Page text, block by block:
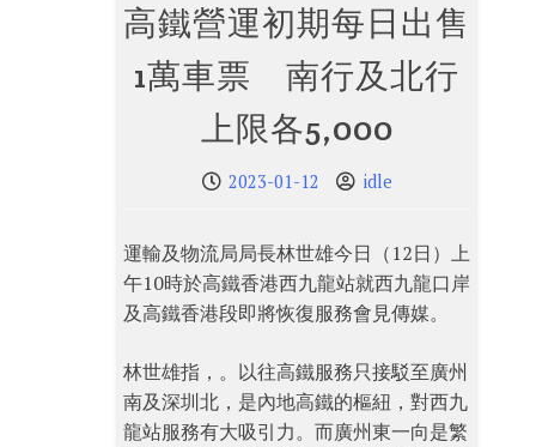
高鐵營運初期每日出售
1萬車票 南行及北行
上限各5,000
2023-01-12 idle
運輸及物流局局長林世雄今日（12日）上
午10時於高鐵香港西九龍站​就西九龍口岸
及高鐵香港段即將恢復服務會見傳媒。
林世雄指，。以往高鐵服務只接駁至廣州
南及深圳北，是內地高鐵的樞紐，對西九
龍站服務有大吸引力。而廣州東一向是繁